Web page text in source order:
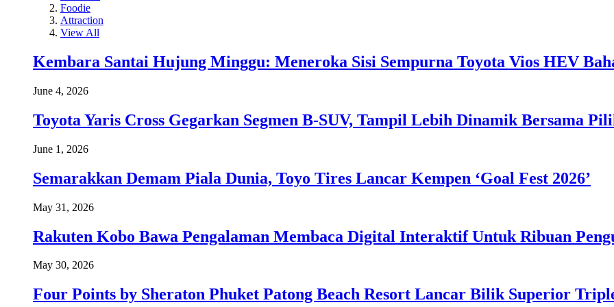
Foodie
Attraction
View All
Kembara Santai Hujung Minggu: Meneroka Sisi Sempurna Toyota Vios HEV
June 4, 2026
Toyota Yaris Cross Gegarkan Segmen B-SUV, Tampil Lebih Dinamik Bersama
June 1, 2026
Semarakkan Demam Piala Dunia, Toyo Tires Lancar Kempen ‘Goal Fest 2026’
May 31, 2026
Rakuten Kobo Bawa Pengalaman Membaca Digital Interaktif Untuk Ribuan
May 30, 2026
Four Points by Sheraton Phuket Patong Beach Resort Lancar Bilik Superior